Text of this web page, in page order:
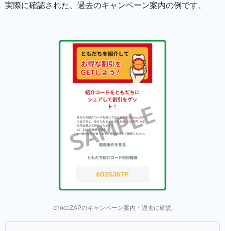
実際に確認された、過去のキャンペーン案内の例です。
chocoZAPのキャンペーン案内・過去に確認